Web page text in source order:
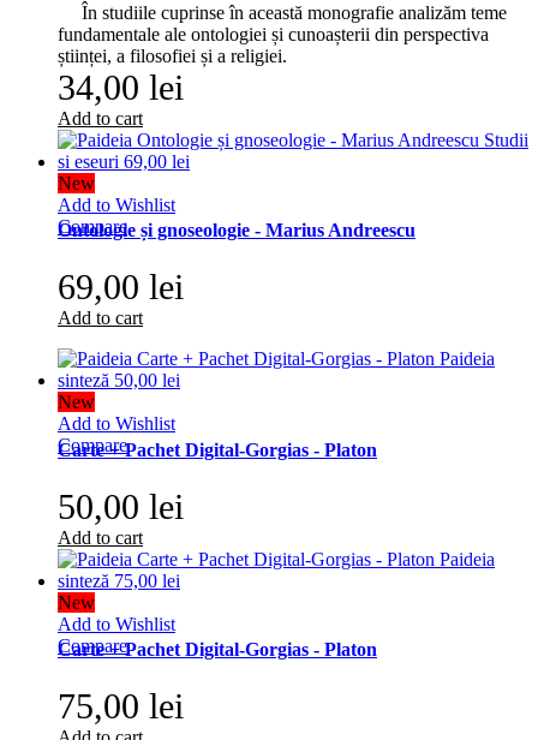
În studiile cuprinse în această monografie analizăm teme
fundamentale ale ontologiei și cunoașterii din perspectiva
științei, a filosofiei și a religiei.
34,00 lei
Add to cart
New
Add to Wishlist
Compare
Ontologie și gnoseologie - Marius Andreescu
69,00 lei
Add to cart
New
Add to Wishlist
Compare
Carte + Pachet Digital-Gorgias - Platon
50,00 lei
Add to cart
New
Add to Wishlist
Compare
Carte + Pachet Digital-Gorgias - Platon
75,00 lei